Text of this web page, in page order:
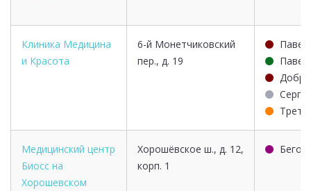
Клиника Медицина
и Красота
6-й Монетчиковский
пер., д. 19
Медицинский центр
Биосс на
Хорошевском
Хорошёвское ш., д. 12,
корп. 1